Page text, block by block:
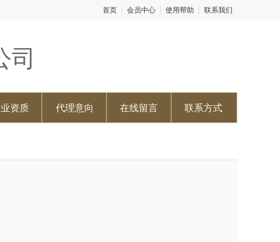
首页 会员中心 使用帮助 联系我们
司
资质 代理意向 在线留言 联系方式